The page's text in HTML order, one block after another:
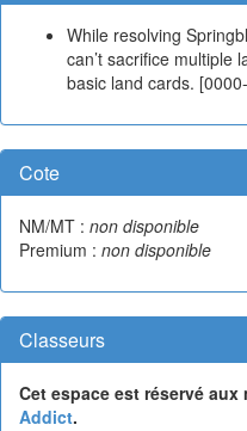
While resolving
can’t sacrifice multiple
basic land cards.
Cote
NM/MT : non disponible
Premium : non disponible
Classeurs
Cet espace est réservé
Addict.